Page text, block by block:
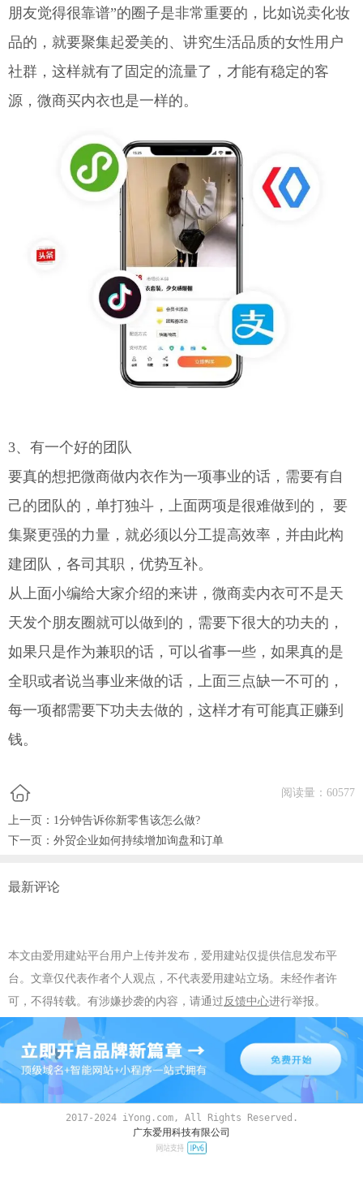
朋友觉得很靠谱”的圈子是非常重要的，比如说卖化妆
品的，就要聚集起爱美的、讲究生活品质的女性用户
社群，这样就有了固定的流量了，才能有稳定的客
源，微商买内衣也是一样的。
3、有一个好的团队
要真的想把微商做内衣作为一项事业的话，需要有自
己的团队的，单打独斗，上面两项是很难做到的， 要
集聚更强的力量，就必须以分工提高效率，并由此构
建团队，各司其职，优势互补。
从上面小编给大家介绍的来讲，微商卖内衣可不是天
天发个朋友圈就可以做到的，需要下很大的功夫的，
如果只是作为兼职的话，可以省事一些，如果真的是
全职或者说当事业来做的话，上面三点缺一不可的，
每一项都需要下功夫去做的，这样才有可能真正赚到
钱。
阅读量： 60577
上一页： 1分钟告诉你新零售该怎么做?
下一页： 外贸企业如何持续增加询盘和订单
最新评论
本文由爱用建站平台用户上传并发布，爱用建站仅提供信息发布平
台。文章仅代表作者个人观点，不代表爱用建站立场。未经作者许
可，不得转载。有涉嫌抄袭的内容，请通过反馈中心进行举报。
2017-2024 iYong.com, All Rights Reserved.
广东爱用科技有限公司